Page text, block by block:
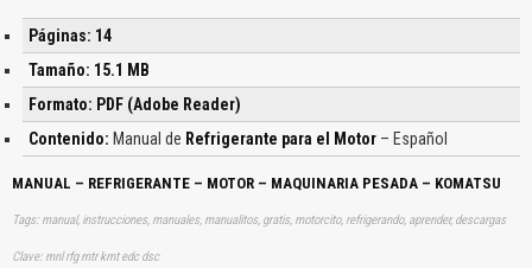
Páginas: 14
Tamaño: 15.1 MB
Formato: PDF (Adobe Reader)
Contenido: Manual de Refrigerante para el Motor– Español
MANUAL – REFRIGERANTE – MOTOR – MAQUINARIA PESADA – KOMATSU
Tags: manual, instrucciones, manuales, manualitos, gratis, motorcito, refrigerando, aprender, descargas
Clave: mnl rfg mtr kmt edc dsc